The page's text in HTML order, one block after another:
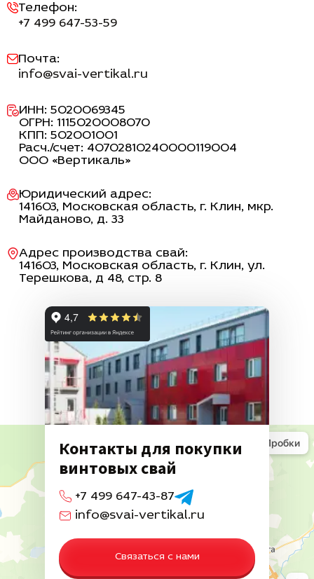
Телефон:
+7 499 647-53-59
Почта:
info@svai-vertikal.ru
ИНН: 5020069345
ОГРН: 1115020008070
КПП: 502001001
Расч./счет: 40702810240000119004
ООО «Вертикаль»
Юридический адрес:
141603, Московская область, г. Клин, мкр.
Майданово, д. 33
Адрес производства свай:
141603, Московская область, г. Клин, ул.
Терешкова, д 48, стр. 8
Контакты для покупки
винтовых свай
+7 499 647-43-87
info@svai-vertikal.ru
Связаться с нами